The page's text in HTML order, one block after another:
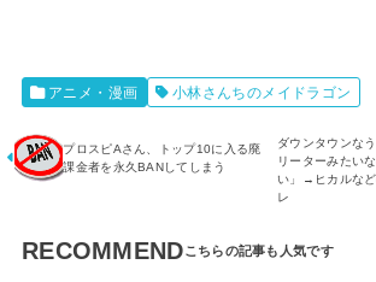
アニメ・漫画 小林さんちのメイドラゴン
プロスピAさん、トップ10に入る廃
課金者を永久BANしてしまう
ダウンタウンな
リーターみたい
い」→ヒカルな
レ
RECOMMEND